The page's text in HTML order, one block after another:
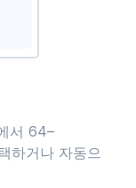
서 64–
하거나 자동으